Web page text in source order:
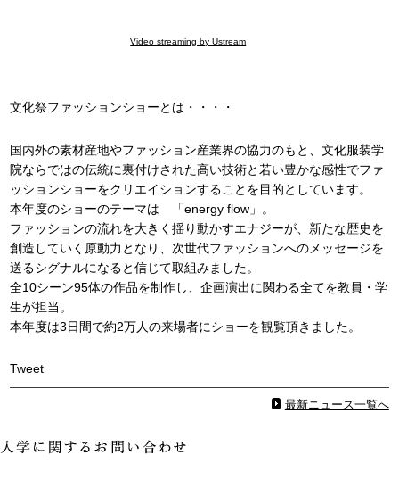
Video streaming by Ustream
文化祭ファッションショーとは・・・・
国内外の素材産地やファッション産業界の協力のもと、文化服装学
院ならではの伝統に裏付けされた高い技術と若い豊かな感性でファ
ッションショーをクリエイションすることを目的としています。
本年度のショーのテーマは 「energy flow」。
ファッションの流れを大きく揺り動かすエナジーが、新たな歴史を
創造していく原動力となり、次世代ファッションへのメッセージを
送るシグナルになると信じて取組みました。
全10シーン95体の作品を制作し、企画演出に関わる全てを教員・学
生が担当。
本年度は3日間で約2万人の来場者にショーを観覧頂きました。
Tweet
最新ニュース一覧へ